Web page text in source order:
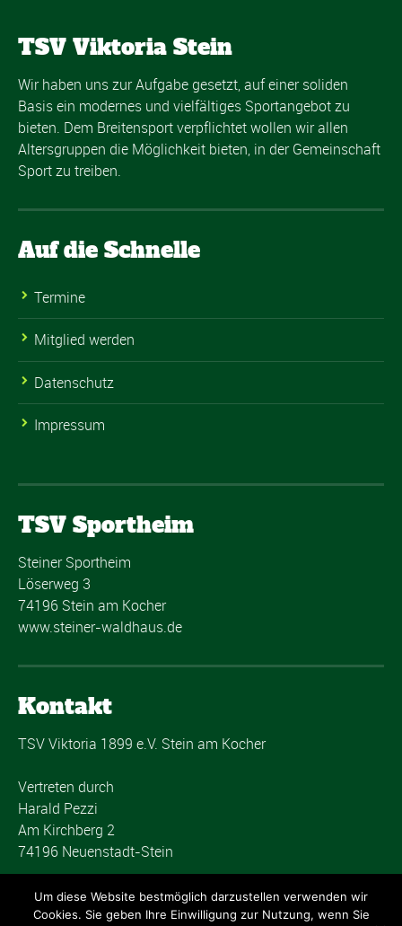
TSV Viktoria Stein
Wir haben uns zur Aufgabe gesetzt, auf einer soliden
Basis ein modernes und vielfältiges Sportangebot zu
bieten. Dem Breitensport verpflichtet wollen wir allen
Altersgruppen die Möglichkeit bieten, in der Gemeinschaft
Sport zu treiben.
Auf die Schnelle
Termine
Mitglied werden
Datenschutz
Impressum
TSV Sportheim
Steiner Sportheim
Löserweg 3
74196 Stein am Kocher
www.steiner-waldhaus.de
Kontakt
TSV Viktoria 1899 e.V. Stein am Kocher
Vertreten durch
Harald Pezzi
Am Kirchberg 2
74196 Neuenstadt-Stein
post@tsvstein.com
Um diese Website bestmöglich darzustellen verwenden wir
Cookies. Sie geben Ihre Einwilligung zur Nutzung, wenn Sie